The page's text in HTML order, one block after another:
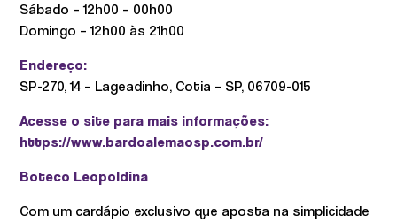
Sábado – 12h00 – 00h00
Domingo – 12h00 às 21h00
Endereço:
SP-270, 14 – Lageadinho, Cotia – SP, 06709-015
Acesse o site para mais informações:
https://www.bardoalemaosp.com.br/
Boteco Leopoldina
Com um cardápio exclusivo que aposta na simplicidade